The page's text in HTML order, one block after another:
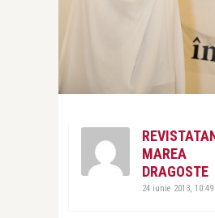
MAREA
DRAGOSTE
24 iunie 2013, 10:49